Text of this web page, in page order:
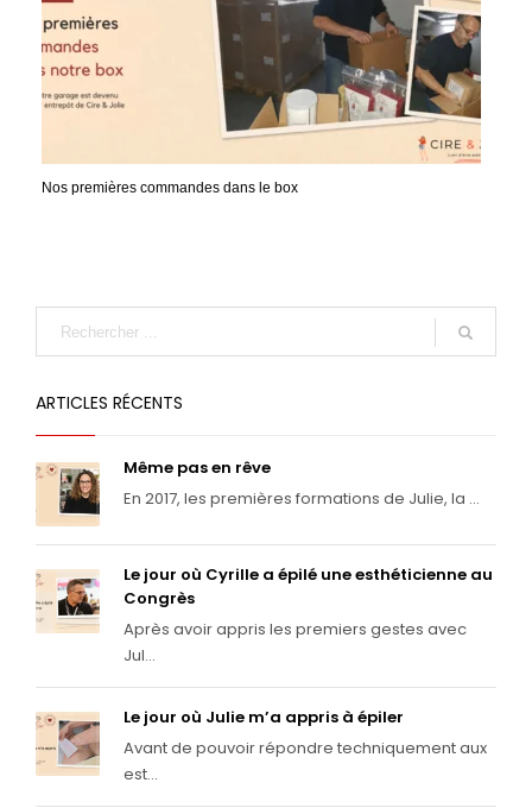
Nos premières commandes dans le box
ARTICLES RÉCENTS
Même pas en rêve
En 2017, les premières formations de Julie, la ...
Le jour où Cyrille a épilé une esthéticienne au
Congrès
Après avoir appris les premiers gestes avec
Jul...
Le jour où Julie m’a appris à épiler
Avant de pouvoir répondre techniquement aux
est...